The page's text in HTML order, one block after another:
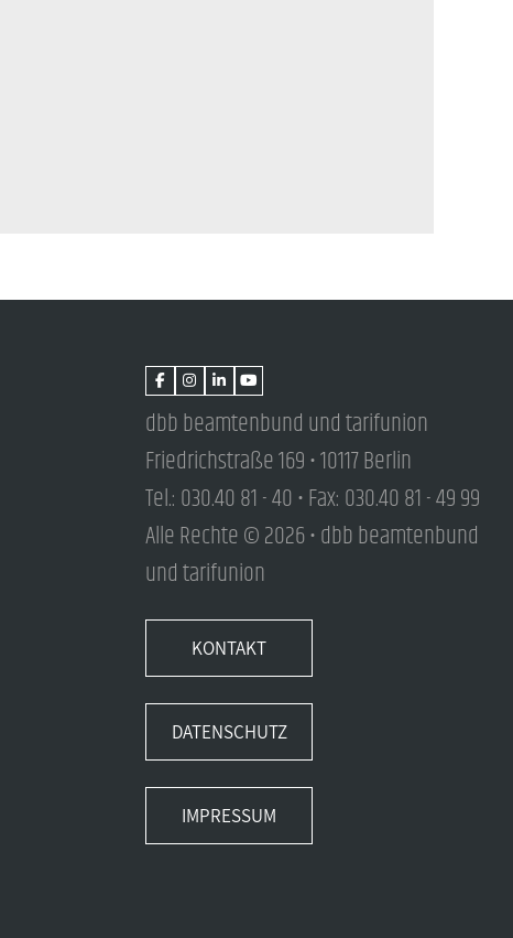
dbb beamtenbund und tarifunion
Friedrichstraße 169 • 10117 Berlin
Tel.: 030.40 81 - 40 • Fax: 030.40 81 - 49 99
Alle Rechte © 2026 • dbb beamtenbund
und tarifunion
KONTAKT
DATENSCHUTZ
IMPRESSUM